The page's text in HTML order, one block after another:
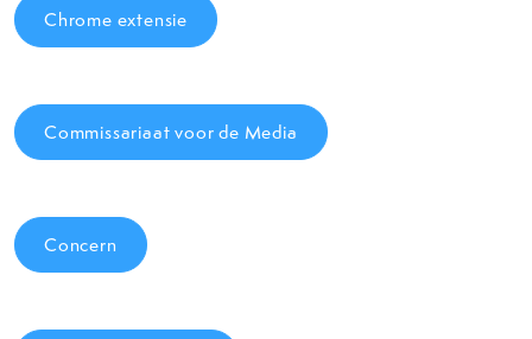
Chrome extensie
Commissariaat voor de Media
Concern